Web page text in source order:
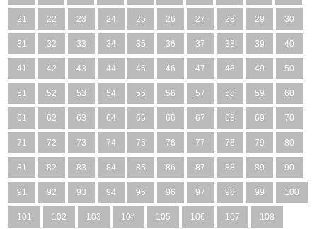
21 22 23 24 25 26 27 28 29 30
31 32 33 34 35 36 37 38 39 40
41 42 43 44 45 46 47 48 49 50
51 52 53 54 55 56 57 58 59 60
61 62 63 64 65 66 67 68 69 70
71 72 73 74 75 76 77 78 79 80
81 82 83 84 85 86 87 88 89 90
91 92 93 94 95 96 97 98 99 100
101 102 103 104 105 106 107 108